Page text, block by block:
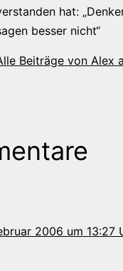
hat:
besser nicht“
Beiträge von Alex
2006 um 13:27